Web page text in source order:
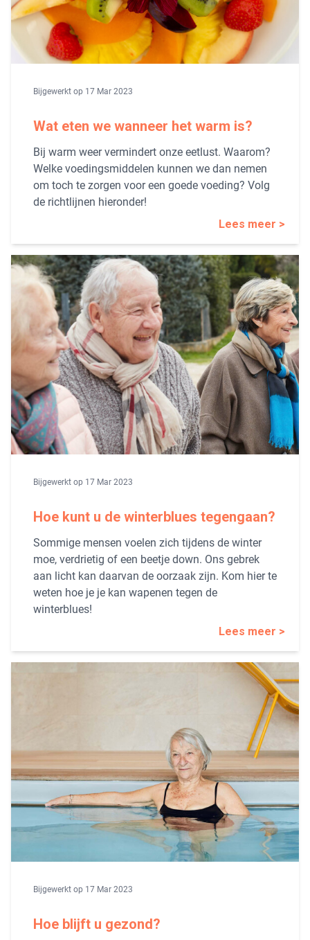
Bijgewerkt op 17 Mar 2023
Wat eten we wanneer het warm is?
Bij warm weer vermindert onze eetlust. Waarom?
Welke voedingsmiddelen kunnen we dan nemen
om toch te zorgen voor een goede voeding? Volg
de richtlijnen hieronder!
Lees meer >
Bijgewerkt op 17 Mar 2023
Hoe kunt u de winterblues tegengaan?
Sommige mensen voelen zich tijdens de winter
moe, verdrietig of een beetje down. Ons gebrek
aan licht kan daarvan de oorzaak zijn. Kom hier te
weten hoe je je kan wapenen tegen de
winterblues!
Lees meer >
Bijgewerkt op 17 Mar 2023
Hoe blijft u gezond?